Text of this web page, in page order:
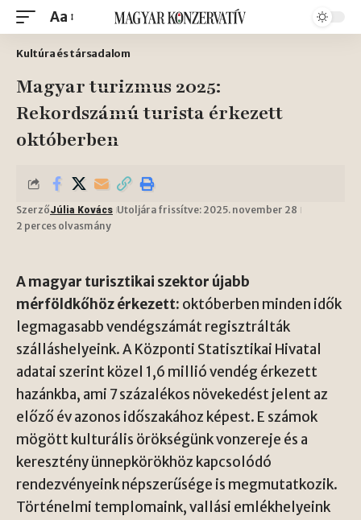
Aa
Kultúra és társadalom
Magyar turizmus 2025:
Rekordszámú turista érkezett
októberben
SzerzőJúlia Kovács Utoljára frissítve: 2025. november 28
2 perces olvasmány
A magyar turisztikai szektor újabb
mérföldkőhöz érkezett: októberben minden idők
legmagasabb vendégszámát regisztrálták
szálláshelyeink. A Központi Statisztikai Hivatal
adatai szerint közel 1,6 millió vendég érkezett
hazánkba, ami 7 százalékos növekedést jelent az
előző év azonos időszakához képest. E számok
mögött kulturális örökségünk vonzereje és a
keresztény ünnepkörökhöz kapcsolódó
rendezvényeink népszerűsége is megmutatkozik.
Történelmi templomaink, vallási emlékhelyeink